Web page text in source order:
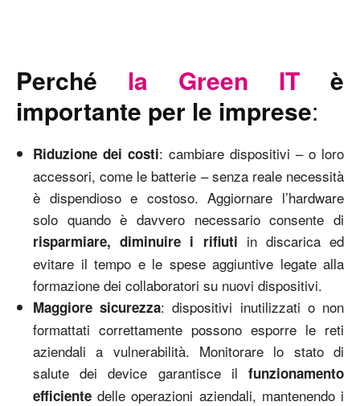
Perché la Green IT è
importante per le imprese:
Riduzione dei costi: cambiare dispositivi – o loro
accessori, come le batterie – senza reale necessità
è dispendioso e costoso. Aggiornare l’hardware
solo quando è davvero necessario consente di
risparmiare, diminuire i rifiuti in discarica ed
evitare il tempo e le spese aggiuntive legate alla
formazione dei collaboratori su nuovi dispositivi.
Maggiore sicurezza: dispositivi inutilizzati o non
formattati correttamente possono esporre le reti
aziendali a vulnerabilità. Monitorare lo stato di
salute dei device garantisce il funzionamento
efficiente delle operazioni aziendali, mantenendo i